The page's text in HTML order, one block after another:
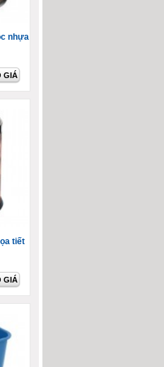
nhựa
GIÁ
tiết
GIÁ